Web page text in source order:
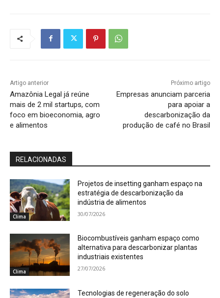
Artigo anterior
Amazônia Legal já reúne
mais de 2 mil startups, com
foco em bioeconomia, agro
e alimentos
Próximo artigo
Empresas anunciam parceria
para apoiar a
descarbonização da
produção de café no Brasil
RELACIONADAS
Clima
Projetos de insetting ganham espaço na
estratégia de descarbonização da
indústria de alimentos
30/07/2026
Clima
Biocombustíveis ganham espaço como
alternativa para descarbonizar plantas
industriais existentes
27/07/2026
Tecnologias de regeneração do solo